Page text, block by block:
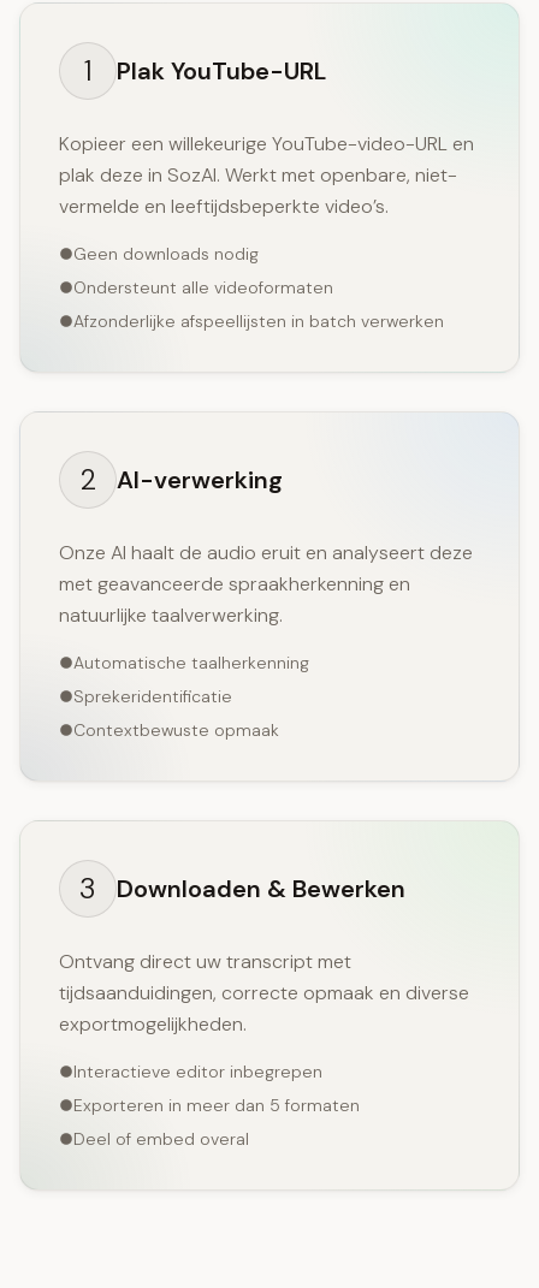
1 Plak YouTube-URL
Kopieer een willekeurige YouTube-video-URL en
plak deze in SozAI. Werkt met openbare, niet-
vermelde en leeftijdsbeperkte video’s.
Geen downloads nodig
Ondersteunt alle videoformaten
Afzonderlijke afspeellijsten in batch verwerken
2 AI-verwerking
Onze AI haalt de audio eruit en analyseert deze
met geavanceerde spraakherkenning en
natuurlijke taalverwerking.
Automatische taalherkenning
Sprekeridentificatie
Contextbewuste opmaak
3 Downloaden & Bewerken
Ontvang direct uw transcript met
tijdsaanduidingen, correcte opmaak en diverse
exportmogelijkheden.
Interactieve editor inbegrepen
Exporteren in meer dan 5 formaten
Deel of embed overal